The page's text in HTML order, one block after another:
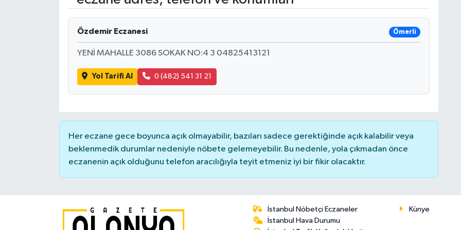
Özdemir Eczanesi Ömerli
YENİ MAHALLE 3086 SOKAK NO:4 3 04825413121
Yol Tarifi Al 0 (482) 541 31 21
Her eczane gece boyunca açık olmayabilir, bazıları sadece gerektiğinde açık kalabilir veya
beklenmedik durumlar nedeniyle nöbete gelemeyebilir. Bu nedenle, yola çıkmadan önce
eczanenin açık olduğunu telefon aracılığıyla teyit etmeniz iyi bir fikir olacaktır.
İstanbul Nöbetçi Eczaneler
İstanbul Hava Durumu
Künye